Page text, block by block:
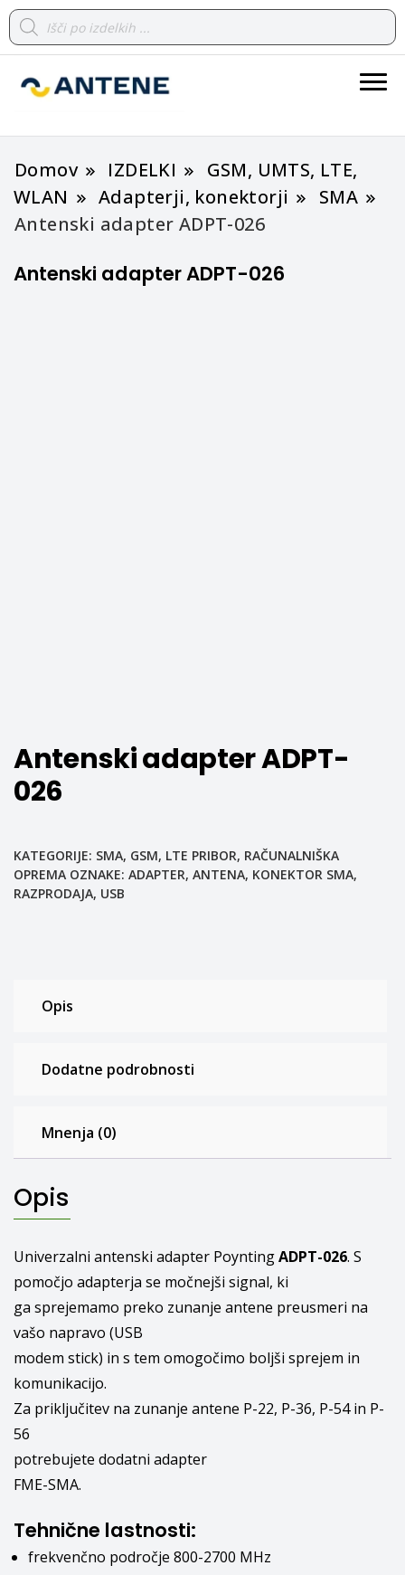
Domov IZDELKI
GSM, UMTS, LTE,
WLAN
Adapterji, konektorji
SMA
Antenski adapter ADPT-026
Antenski adapter ADPT-026
Antenski adapter ADPT-
026
KATEGORIJE: SMA, GSM, LTE PRIBOR, RAČUNALNIŠKA
OPREMA OZNAKE: ADAPTER, ANTENA, KONEKTOR SMA,
RAZPRODAJA, USB
Opis
Dodatne podrobnosti
Mnenja (0)
Opis
Univerzalni antenski adapter PoyntingADPT-026. S
pomočjo adapterja se močnejši signal, ki
ga sprejemamo preko zunanje antene preusmeri na
vašo napravo (USB
modem stick) in s tem omogočimo boljši sprejem in
komunikacijo.
Za priključitev na zunanje antene P-22, P-36, P-54 in P-
56
potrebujete dodatni adapter
FME-SMA.
Tehnične lastnosti:
frekvenčno področje 800-2700 MHz
Products
search